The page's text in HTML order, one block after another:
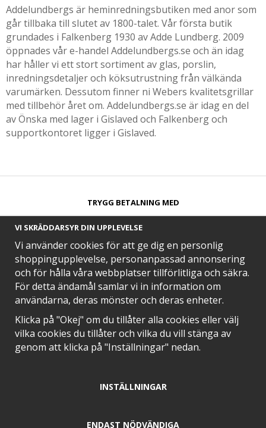
Addelundbergs är heminredningsbutiken med anor som
går tillbaka till slutet av 1800-talet. Vår första butik
grundades i Falkenberg 1930 av Adde Lundberg. 2009
öppnades vår e-handel Addelundbergs.se och än idag
har håller vi ett stort sortiment av glas, porslin,
inredningsdetaljer och köksutrustning från välkända
varumärken. Dessutom finner ni Webers kvalitetsgrillar
med tillbehör året om. Addelundbergs.se är idag en del
av Önska med lager i Gislaved och Falkenberg och
supportkontoret ligger i Gislaved.
TRYGG BETALNING MED​
SNABB LEVERANS MED
EN DEL AV
VI SKRÄDDARSYR DIN UPPLEVELSE
Vi använder cookies för att ge dig en personlig
shoppingupplevelse, personanpassad annonsering
och för hålla våra webbplatser tillförlitliga och säkra.
För detta ändamål samlar vi in information om
användarna, deras mönster och deras enheter.
Klicka på "Okej" om du tillåter alla cookies eller välj
vilka cookies du tillåter och vilka du vill stänga av
genom att klicka på "Inställningar" nedan.
INSTÄLLNINGAR
ENDAST NÖDVÄNDIGA